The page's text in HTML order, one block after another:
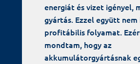
energiát és vizet igényel,
gyártás. Ezzel együtt nem
profitábilis folyamat.
mondtam, hogy az
akkumulátorgyártásnak